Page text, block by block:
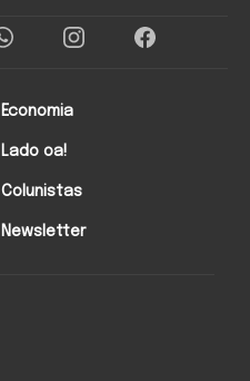
Economia
Lado oa!
Colunistas
Newsletter